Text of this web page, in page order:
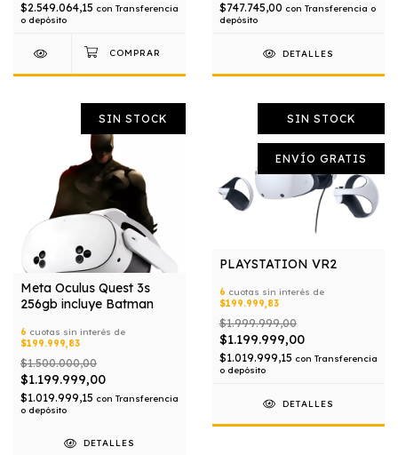
$2.549.064,15 con Transferencia
o depósito
$747.745,00 con Transferencia o
depósito
DETALLES
SIN STOCK
Meta Oculus Quest 3s
256gb incluye Batman
6 cuotas sin interés de
$199.999,83
$1.500.000,00
$1.199.999,00
$1.019.999,15 con Transferencia
o depósito
DETALLES
SIN STOCK
ENVÍO GRATIS
PLAYSTATION VR2
6 cuotas sin interés de
$199.999,83
$1.999.999,00
$1.199.999,00
$1.019.999,15 con Transferencia
o depósito
DETALLES